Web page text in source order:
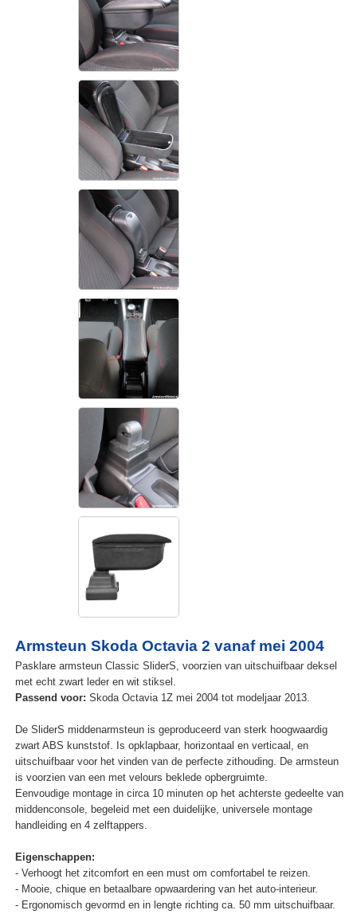
Armsteun Skoda Octavia 2 vanaf mei 2004
Pasklare armsteun Classic SliderS, voorzien van uitschuifbaar deksel
met echt zwart leder en wit stiksel.
Passend voor: Skoda Octavia 1Z mei 2004 tot modeljaar 2013.
De SliderS middenarmsteun is geproduceerd van sterk hoogwaardig
zwart ABS kunststof. Is opklapbaar, horizontaal en verticaal, en
uitschuifbaar voor het vinden van de perfecte zithouding. De armsteun
is voorzien van een met velours beklede opbergruimte.
Eenvoudige montage in circa 10 minuten op het achterste gedeelte van
middenconsole, begeleid met een duidelijke, universele montage
handleiding en 4 zelftappers.
Eigenschappen:
- Verhoogt het zitcomfort en een must om comfortabel te reizen.
- Mooie, chique en betaalbare opwaardering van het auto-interieur.
- Ergonomisch gevormd en in lengte richting ca. 50 mm uitschuifbaar.